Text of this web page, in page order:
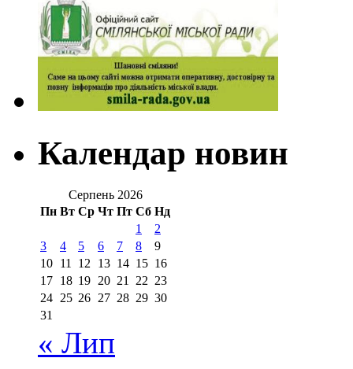
Календар новин
Серпень 2026
Пн Вт Ср Чт Пт Сб Нд
1
2
3
4 5 6 7 8
9
10 11 12 13 14 15 16
17 18 19 20 21 22 23
24 25 26 27 28 29 30
31
« Лип